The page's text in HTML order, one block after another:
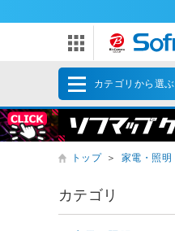
カテゴリから選ぶ
トップ ＞ 家電・照明
カテゴリ